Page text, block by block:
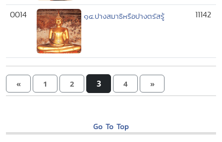
0014 ๑๔.ปางสมาธิหรือปางตรัสรู้ 11142
« 1 2 3 4 »
Go To Top